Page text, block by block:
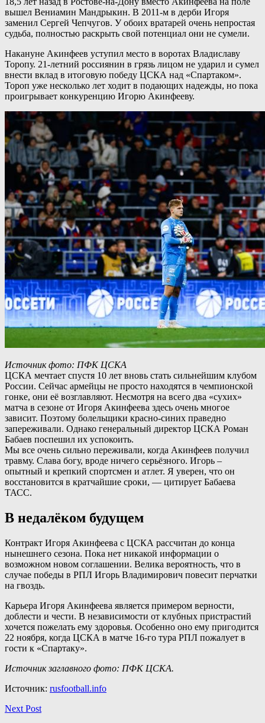
вышел Вениамин Мандрыкин. В 2011-м в дерби Игоря
заменил Сергей Чепчугов. У обоих вратарей очень непростая
судьба, полностью раскрыть свой потенциал они не сумели.
Накануне Акинфеев уступил место в воротах Владиславу
Торопу. 21-летний россиянин в грязь лицом не ударил и сумел
внести вклад в итоговую победу ЦСКА над «Спартаком».
Тороп уже несколько лет ходит в подающих надежды, но пока
проигрывает конкуренцию Игорю Акинфееву.
Источник фото: ПФК ЦСКА
ЦСКА мечтает спустя 10 лет вновь стать сильнейшим клубом
России. Сейчас армейцы не просто находятся в чемпионской
гонке, они её возглавляют. Несмотря на всего два «сухих»
матча в сезоне от Игоря Акинфеева здесь очень многое
зависит. Поэтому болельщики красно-синих праведно
запереживали. Однако генеральный директор ЦСКА Роман
Бабаев поспешил их успокоить.
Мы все очень сильно переживали, когда Акинфеев получил
травму. Слава богу, вроде ничего серьёзного. Игорь –
опытный и крепкий спортсмен и атлет. Я уверен, что он
восстановится в кратчайшие сроки, — цитирует Бабаева
ТАСС.
В недалёком будущем
Контракт Игоря Акинфеева с ЦСКА рассчитан до конца
нынешнего сезона. Пока нет никакой информации о
возможном новом соглашении. Велика вероятность, что в
случае победы в РПЛ Игорь Владимирович повесит перчатки
на гвоздь.
Карьера Игоря Акинфеева является примером верности,
доблести и чести. В независимости от клубных пристрастий
хочется пожелать ему здоровья. Особенно оно ему пригодится
22 ноября, когда ЦСКА в матче 16-го тура РПЛ пожалует в
гости к «Спартаку».
Источник заглавного фото: ПФК ЦСКА.
Источник: rusfootball.info
Next Post